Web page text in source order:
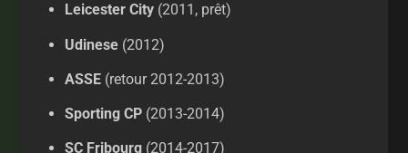
Leicester City(2011, prêt)
Udinese(2012)
ASSE(retour 2012-2013)
Sporting CP(2013-2014)
SC Fribourg(2014-2017)